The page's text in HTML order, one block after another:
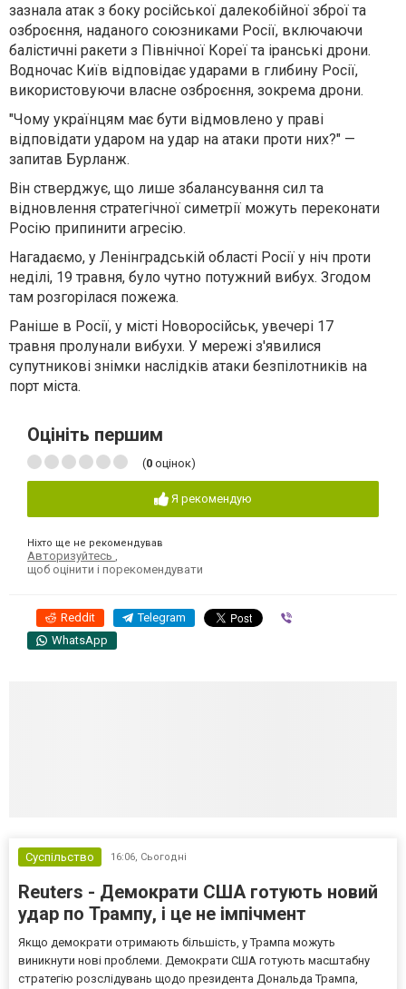
зазнала атак з боку російської далекобійної зброї та
озброєння, наданого союзниками Росії, включаючи
балістичні ракети з Північної Кореї та іранські дрони.
Водночас Київ відповідає ударами в глибину Росії,
використовуючи власне озброєння, зокрема дрони.
"Чому українцям має бути відмовлено у праві
відповідати ударом на удар на атаки проти них?" —
запитав Бурланж.
Він стверджує, що лише збалансування сил та
відновлення стратегічної симетрії можуть переконати
Росію припинити агресію.
Нагадаємо, у Ленінградській області Росії у ніч проти
неділі, 19 травня, було чутно потужний вибух. Згодом
там розгорілася пожежа.
Раніше в Росії, у місті Новоросійськ, увечері 17
травня пролунали вибухи. У мережі з'явилися
супутникові знімки наслідків атаки безпілотників на
порт міста.
Оцініть першим
(0 оцінок)
Я рекомендую
Ніхто ще не рекомендував
Авторизуйтесь ,
щоб оцінити і порекомендувати
Reddit Telegram
WhatsApp
Суспільство 16:06, Сьогодні
Reuters - Демократи США готують новий
удар по Трампу, і це не імпічмент
Якщо демократи отримають більшість, у Трампа можуть
виникнути нові проблеми. Демократи США готують масштабну
стратегію розслідувань щодо президента Дональда Трампа,